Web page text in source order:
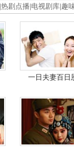
热剧点播 电视剧库 趣
一日夫妻百日